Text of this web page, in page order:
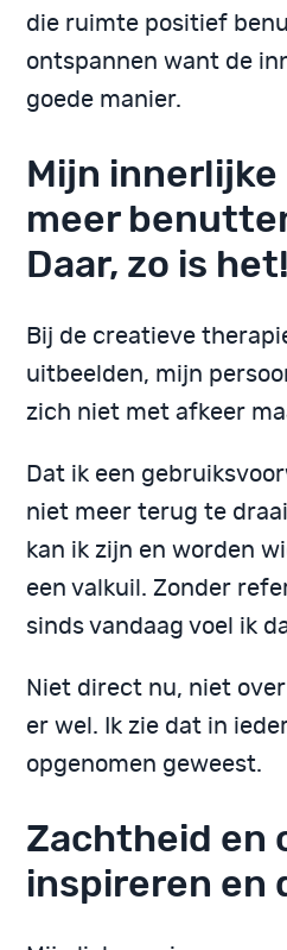
die ruimte positief
ontspannen want de
goede manier.
Mijn
meer
Daar, zo is het!
Bij de creatieve
uitbeelden, mijn
zich niet met afkeer
Dat ik een
niet meer terug te
kan ik zijn en worden
een valkuil. Zonder
sinds vandaag voel ik
Niet direct nu, niet
er wel. Ik zie dat in
opgenomen geweest.
Zachtheid en
inspireren en